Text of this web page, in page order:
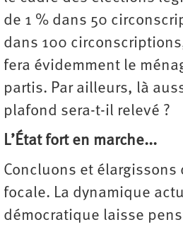
de 1 % dans 50
dans 100
fera évidemment le
partis. Par ailleurs, là
plafond sera-t-il relevé ?
L’État fort en marche...
Concluons et élargissons
focale. La dynamique
démocratique laisse